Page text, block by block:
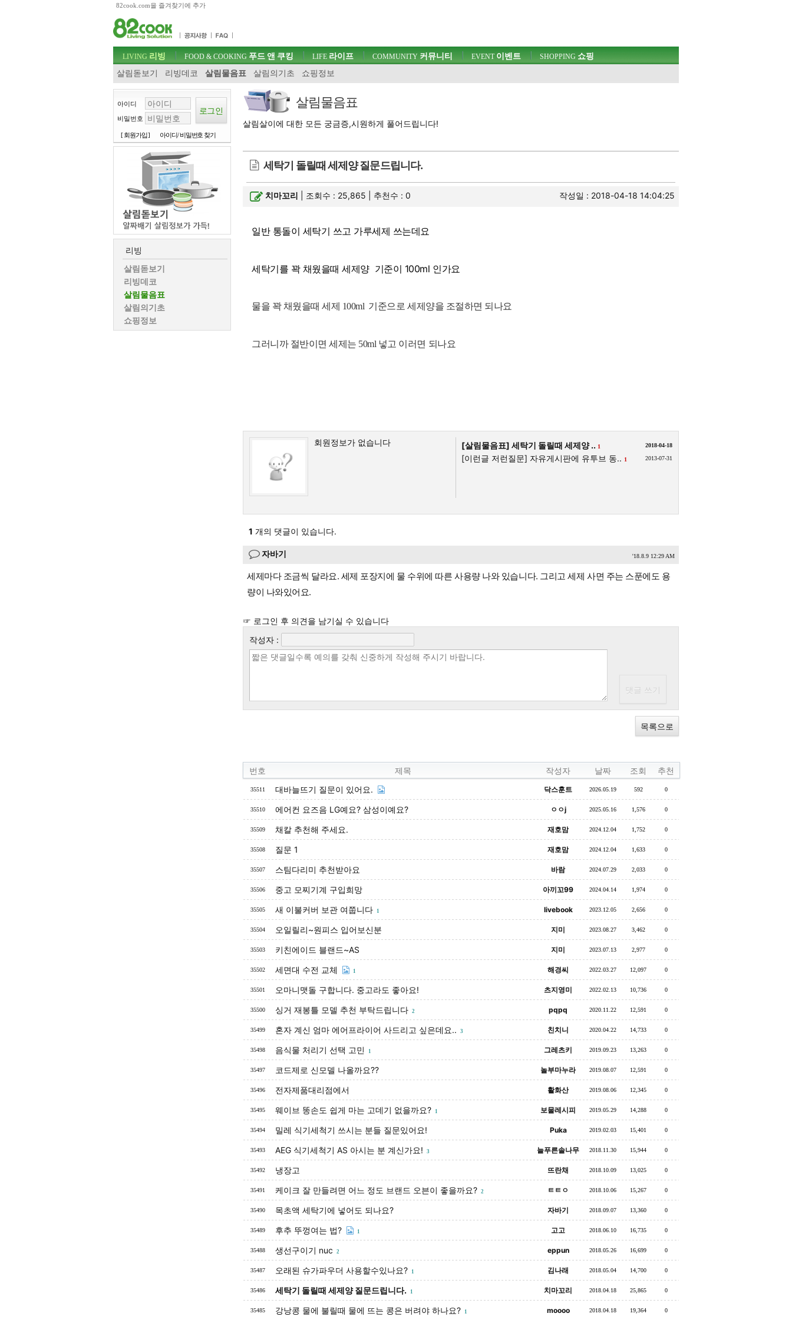
82cook.com을 즐겨찾기에 추가
주메뉴 바로가기
컨텐츠 바로가기
검색 바로가기
로그인 바로가기
주메뉴
LIVING 리빙
살림돋보기
리빙데코 살림물음표 살림의기초 쇼핑정보
FOOD & COOKING 푸드 앤 쿠킹 LIFE 라이프 COMMUNITY 커뮤니티 EVENT이벤트 SHOPPING 쇼핑
아이디
비밀번호
[ 회원가입 ] 아이디/ 비밀번호 찾기
리빙
살림돋보기
리빙데코
살림물음표
살림의기초
쇼핑정보
살림물음표
살림살이에 대한 모든 궁금증,시원하게 풀어드립니다!
세탁기 돌릴때 세제양 질문드립니다.
치마꼬리 | 조회수 : 25,865 | 추천수 :0 작성일 : 2018-04-18 14:04:25
일반 통돌이 세탁기 쓰고 가루세제 쓰는데요
세탁기를 꽉 채웠을때 세제양 기준이 100ml 인가요
물을 꽉 채웠을때 세제 100ml 기준으로 세제양을 조절하면 되나요
그러니까 절반이면 세제는 50ml 넣고 이러면 되나요
회원정보가 없습니다 [살림물음표] 세탁기 돌릴때 세제양 .. 1 2018-04-18
[이런글 저런질문] 자유게시판에 유투브 동.. 1 2013-07-31
1 개의 댓글이 있습니다.
자바기 '18.8.9 12:29 AM
세제마다 조금씩 달라요. 세제 포장지에 물 수위에 따른 사용량 나와 있습니다. 그리고 세제 사면 주는 스푼에도 용
량이 나와있어요.
☞ 로그인 후 의견을 남기실 수 있습니다
작성자 :
목록으로
번호 제목 작성자 날짜 조회 추천
35511 대바늘뜨기 질문이 있어요. 닥스훈트 2026.05.19 592 0
35510 에어컨 요즈음 LG예요? 삼성이예요? ㅇㅇj 2025.05.16 1,576 0
35509 채칼 추천해 주세요. 재호맘 2024.12.04 1,752 0
35508 질문 1 재호맘 2024.12.04 1,633 0
35507 스팀다리미 추천받아요 바람 2024.07.29 2,033 0
35506 중고 모찌기계 구입희망 아끼꼬99 2024.04.14 1,974 0
35505 새 이불커버 보관 여쭙니다 1 livebook 2023.12.05 2,656 0
35504 오일릴리~원피스 입어보신분 지미 2023.08.27 3,462 0
35503 키친에이드 블랜드~AS 지미 2023.07.13 2,977 0
35502 세면대 수전 교체 1 해경씨 2022.03.27 12,097 0
35501 오마니맷돌 구합니다. 중고라도 좋아요! 츠지영미 2022.02.13 10,736 0
35500 싱거 재봉틀 모델 추천 부탁드립니다 2 pqpq 2020.11.22 12,591 0
35499 혼자 계신 엄마 에어프라이어 사드리고 싶은데요.. 3 친치니 2020.04.22 14,733 0
35498 음식물 처리기 선택 고민 1 그레츠키 2019.09.23 13,263 0
35497 코드제로 신모델 나올까요?? 놀부마누라 2019.08.07 12,591 0
35496 전자제품대리점에서 활화산 2019.08.06 12,345 0
35495 웨이브 똥손도 쉽게 마는 고데기 없을까요? 1 보물레시피 2019.05.29 14,288 0
35494 밀레 식기세척기 쓰시는 분들 질문있어요! Puka 2019.02.03 15,401 0
35493 AEG 식기세척기 AS 아시는 분 계신가요! 3 늘푸른솔나무 2018.11.30 15,944 0
35492 냉장고 뜨란채 2018.10.09 13,025 0
35491 케이크 잘 만들려면 어느 정도 브랜드 오븐이 좋을까요? 2 ㅌㅌㅇ 2018.10.06 15,267 0
35490 목초액 세탁기에 넣어도 되나요? 자바기 2018.09.07 13,360 0
35489 후추 뚜껑여는 법? 1 고고 2018.06.10 16,735 0
35488 생선구이기 nuc 2 eppun 2018.05.26 16,699 0
35487 오래된 슈가파우더 사용할수있나요? 1 김나래 2018.05.04 14,700 0
35486 세탁기 돌릴때 세제양 질문드립니다. 1 치마꼬리 2018.04.18 25,865 0
35485 강낭콩 물에 불릴때 물에 뜨는 콩은 버려야 하나요? 1 moooo 2018.04.18 19,364 0